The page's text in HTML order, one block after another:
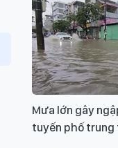
Mưa lớn gây
tuyến phố trung